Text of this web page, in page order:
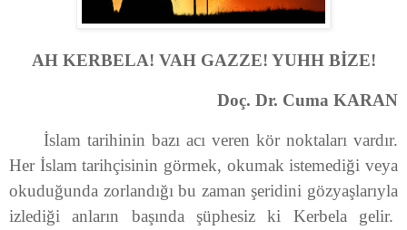
AH KERBELA! VAH GAZZE! YUHH BİZE!
Doç. Dr. Cuma KARAN
İslam tarihinin bazı acı veren kör noktaları vardır.
Her İslam tarihçisinin görmek, okumak istemediği veya
okuduğunda zorlandığı bu zaman şeridini gözyaşlarıyla
izlediği anların başında şüphesiz ki Kerbela gelir.